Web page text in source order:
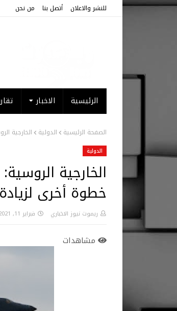
للنشر والاعلان أتصل بنا من نحن
الرئيسية الاخبار
الصفحة الرئيسية الدولية الخارجية
الدولية
الخارجية
خطوة أخرى
ريموت نيوز الاخباري فبراير 11, 2021
مشاهدات